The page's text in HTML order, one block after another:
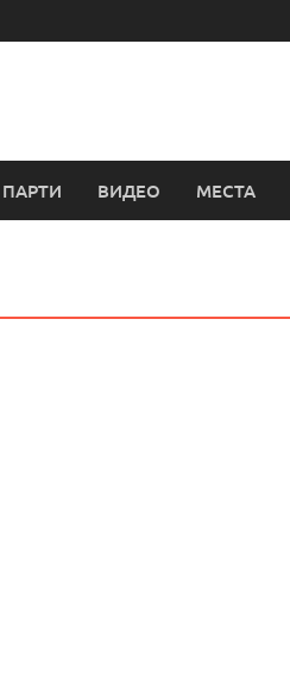
ПАРТИ ВИДЕО МЕСТА